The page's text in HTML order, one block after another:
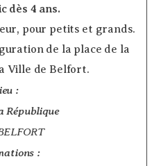
dès 4 ans.
pour petits et grands.
de la place de la
Ville de Belfort.
:
République
: